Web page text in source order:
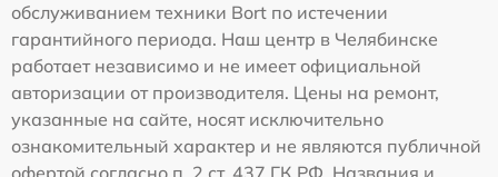
обслуживанием техники Bort по истечении
гарантийного периода. Наш центр в Челябинске
работает независимо и не имеет официальной
авторизации от производителя. Цены на ремонт,
указанные на сайте, носят исключительно
ознакомительный характер и не являются публичной
офертой согласно п. 2 ст. 437 ГК РФ. Названия и